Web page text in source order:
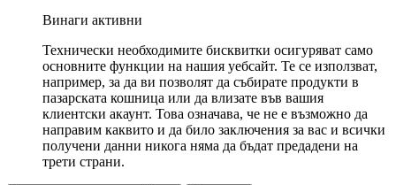
Винаги активни
Технически необходимите бисквитки осигуряват само
основните функции на нашия уебсайт. Те се използват,
например, за да ви позволят да събирате продукти в
пазарската кошница или да влизате във вашия
клиентски акаунт. Това означава, че не е възможно да
направим каквито и да било заключения за вас и всички
получени данни никога няма да бъдат предадени на
трети страни.